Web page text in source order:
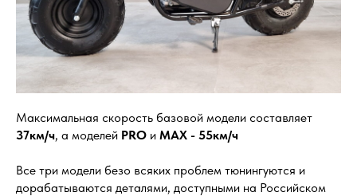
Максимальная скорость базовой модели составляет
37км/ч, а моделей PRO и MAX - 55км/ч
Все три модели безо всяких проблем тюнингуются и
дорабатываются деталями, доступными на Российском